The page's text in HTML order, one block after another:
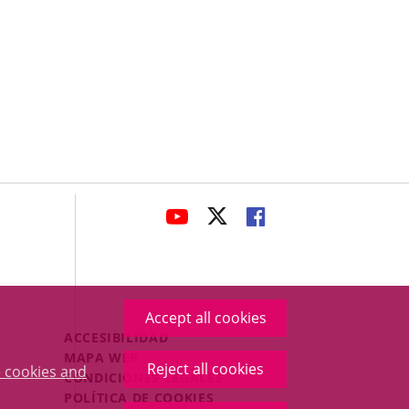
cookies and
Accept all cookies
Reject all cookies
LINK
APPLICATION.
LINK
APPLICATION.
LINK
APPLICATION.
Menú
Legal
Footer
ACCESIBILIDAD
MAPA WEB
CONDICIONES LEGALES
POLÍTICA DE COOKIES